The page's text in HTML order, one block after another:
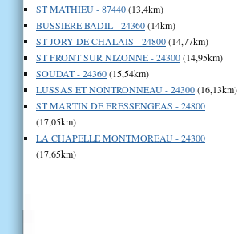
ST MATHIEU - 87440(13,4km)
BUSSIERE BADIL - 24360(14km)
ST JORY DE CHALAIS - 24800(14,77km)
ST FRONT SUR NIZONNE - 24300(14,95km)
SOUDAT - 24360(15,54km)
LUSSAS ET NONTRONNEAU - 24300(16,13km)
ST MARTIN DE FRESSENGEAS - 24800
(17,05km)
LA CHAPELLE MONTMOREAU - 24300
(17,65km)